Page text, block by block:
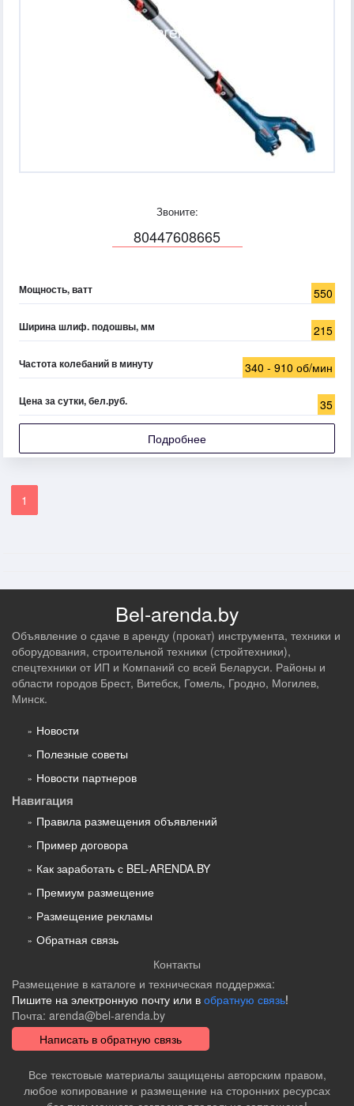
Звоните:
80447608665
Мощность, ватт 550
Ширина шлиф. подошвы, мм 215
Частота колебаний в минуту 340 - 910 об/мин
Цена за сутки, бел.руб. 35
Подробнее
1
Bel-arenda.by
Объявление о сдаче в аренду (прокат) инструмента, техники и
оборудования, строительной техники (стройтехники),
спецтехники от ИП и Компаний со всей Беларуси. Районы и
области городов Брест, Витебск, Гомель, Гродно, Могилев,
Минск.
Новости
Полезные советы
Новости партнеров
Навигация
Правила размещения объявлений
Пример договора
Как заработать с BEL-ARENDA.BY
Премиум размещение
Размещение рекламы
Обратная связь
Контакты
Размещение в каталоге и техническая поддержка:
Пишите на электронную почту или в обратную связь!
Почта: arenda@bel-arenda.by
Написать в обратную связь
Все текстовые материалы защищены авторским правом,
любое копирование и размещение на сторонних ресурсах